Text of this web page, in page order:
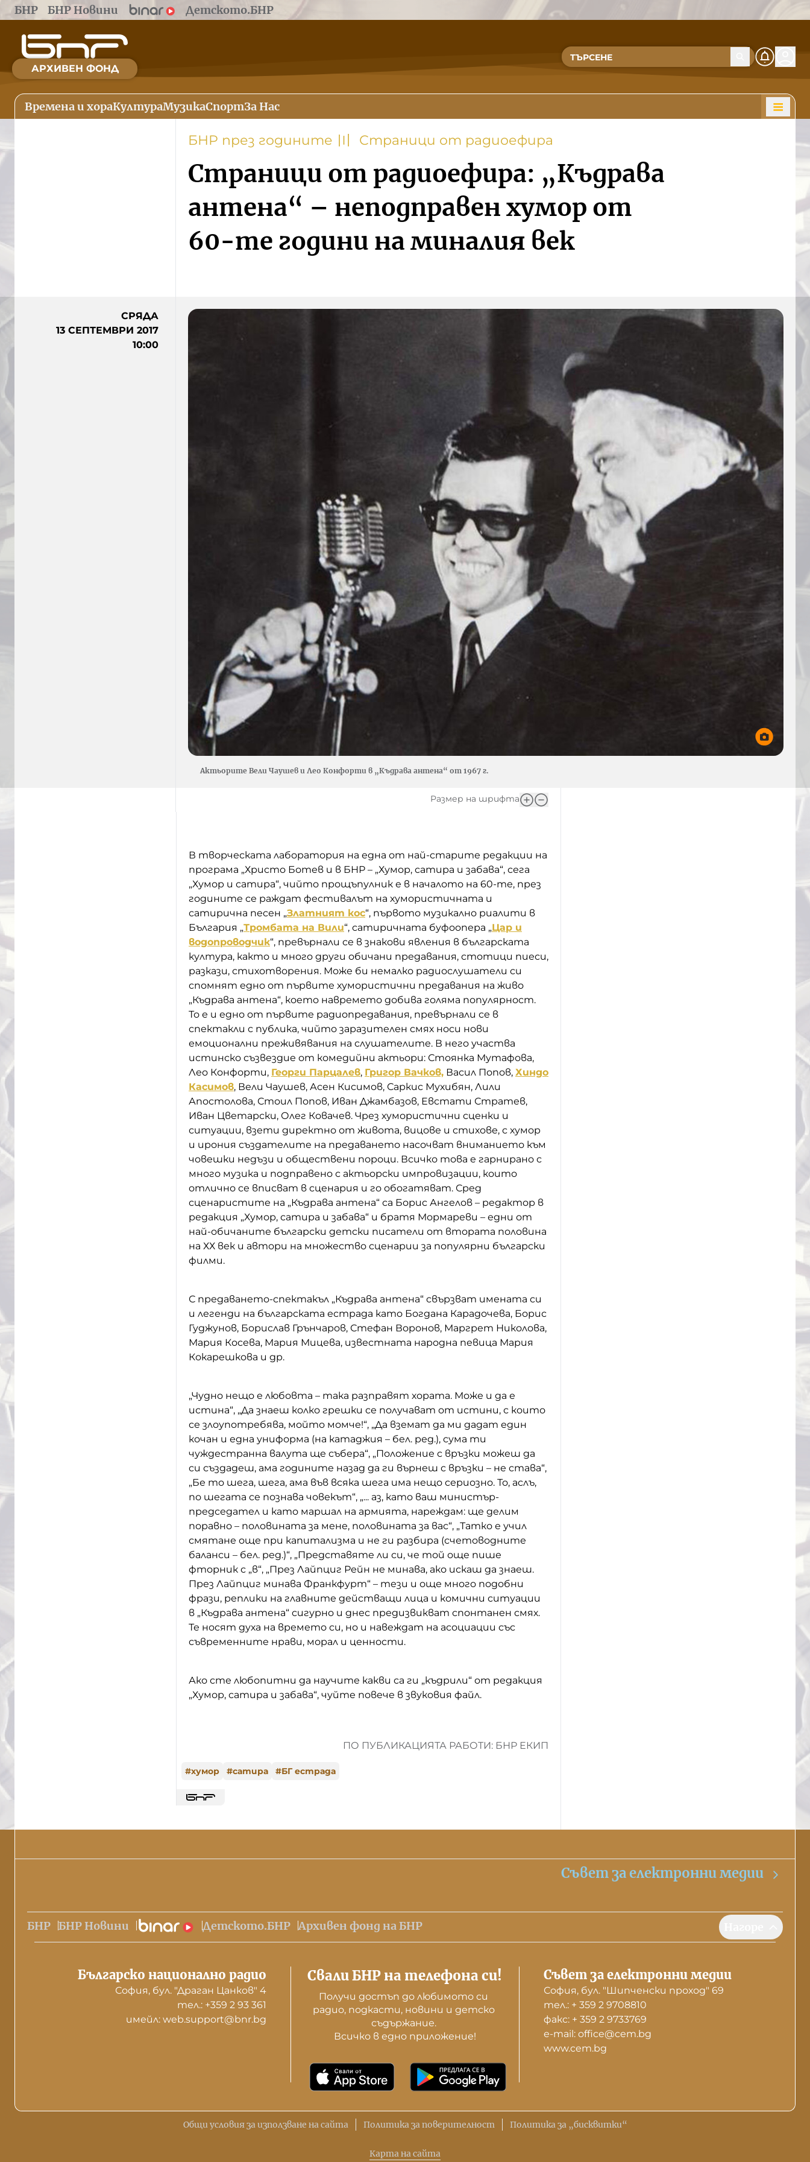
БНР БНР Новини Детското.БНР
АРХИВЕН ФОНД
Времена и хораКултураМузикаСпортЗа Нас
БНР през годините 〣 Страници от радиоефира
Страници от радиоефира: „Къдрава
антена“ – неподправен хумор от
60-те години на миналия век
СРЯДА
13 СЕПТЕМВРИ 2017
10:00
Актьорите Вели Чаушев и Лео Конфорти в „Къдрава антена“ от 1967 г.
Размер на шрифта
В творческата лаборатория на една от най-старите редакции на
програма „Христо Ботев и в БНР – „Хумор, сатира и забава“, сега
„Хумор и сатира“, чийто прощъпулник е в началото на 60-те, през
годините се раждат фестивалът на хумористичната и
сатирична песен „Златният кос“, първото музикално риалити в
България „Тромбата на Вили“, сатиричната буфоопера „Цар и
водопроводчик“, превърнали се в знакови явления в българската
култура, както и много други обичани предавания, стотици пиеси,
разкази, стихотворения. Може би немалко радиослушатели си
спомнят едно от първите хумористични предавания на живо
„Къдрава антена“, което навремето добива голяма популярност.
То е и едно от първите радиопредавания, превърнали се в
спектакли с публика, чийто заразителен смях носи нови
емоционални преживявания на слушателите. В него участва
истинско съзвездие от комедийни актьори: Стоянка Мутафова,
Лео Конфорти, Георги Парцалев, Григор Вачков, Васил Попов, Хиндо
Касимов, Вели Чаушев, Асен Кисимов, Саркис Мухибян, Лили
Апостолова, Стоил Попов, Иван Джамбазов, Евстати Стратев,
Иван Цветарски, Олег Ковачев. Чрез хумористични сценки и
ситуации, взети директно от живота, вицове и стихове, с хумор
и ирония създателите на предаването насочват вниманието към
човешки недъзи и обществени пороци. Всичко това е гарнирано с
много музика и подправено с актьорски импровизации, които
отлично се вписват в сценария и го обогатяват. Сред
сценаристите на „Къдрава антена“ са Борис Ангелов – редактор в
редакция „Хумор, сатира и забава“ и братя Мормареви – едни от
най-обичаните български детски писатели от втората половина
на ХХ век и автори на множество сценарии за популярни български
филми.
С предаването-спектакъл „Къдрава антена“ свързват имената си
и легенди на българската естрада като Богдана Карадочева, Борис
Гуджунов, Борислав Грънчаров, Стефан Воронов, Маргрет Николова,
Мария Косева, Мария Мицева, известната народна певица Мария
Кокарешкова и др.
„Чудно нещо е любовта – така разправят хората. Може и да е
истина“, „Да знаеш колко грешки се получават от истини, с които
се злоупотребява, мойто момче!“, „Да вземат да ми дадат един
кочан и една униформа (на катаджия – бел. ред.), сума ти
чуждестранна валута ще събера“, „Положение с връзки можеш да
си създадеш, ама годините назад да ги върнеш с връзки – не става“,
„Бе то шега, шега, ама във всяка шега има нещо сериозно. То, аслъ,
по шегата се познава човекът“, „... аз, като ваш министър-
председател и като маршал на армията, нареждам: ще делим
поравно – половината за мене, половината за вас“, „Татко е учил
смятане още при капитализма и не ги разбира (счетоводните
баланси – бел. ред.)“, „Представяте ли си, че той още пише
фторник с „в“, „През Лайпциг Рейн не минава, ако искаш да знаеш.
През Лайпциг минава Франкфурт“ – тези и още много подобни
фрази, реплики на главните действащи лица и комични ситуации
в „Къдрава антена“ сигурно и днес предизвикват спонтанен смях.
Те носят духа на времето си, но и навеждат на асоциации със
съвременните нрави, морал и ценности.
Ако сте любопитни да научите какви са ги „къдрили“ от редакция
„Хумор, сатира и забава“, чуйте повече в звуковия файл.
ПО ПУБЛИКАЦИЯТА РАБОТИ: БНР ЕКИП
#хумор #сатира #БГ естрада
Съвет за електронни медии
БНР БНР Новини Детското.БНР Архивен фонд на БНР
Българско национално радио
София, бул. "Драган Цанков" 4
тел.: +359 2 93 361
имейл: web.support@bnr.bg
Свали БНР на телефона си!
Получи достъп до любимото си
радио, подкасти, новини и детско
съдържание.
Всичко в едно приложение!
Съвет за електронни медии
София, бул. "Шипченски проход" 69
тел.: + 359 2 9708810
факс: + 359 2 9733769
е-mail: office@cem.bg
www.cem.bg
Общи условия за използване на сайта Политика за поверителност Политика за „бисквитки“
Карта на сайта